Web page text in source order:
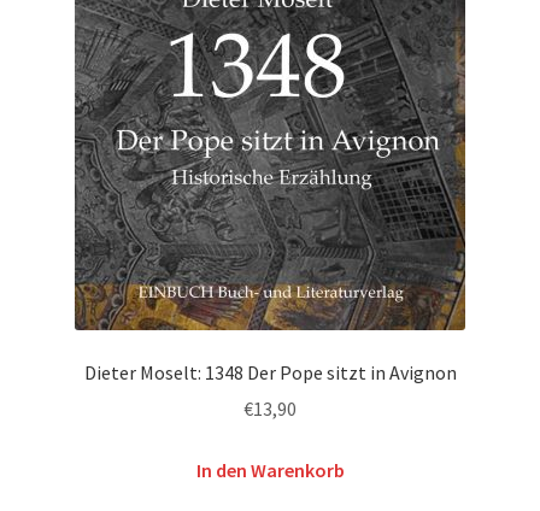
Dieter Moselt: 1348 Der Pope sitzt in Avignon
€13,90
In den Warenkorb